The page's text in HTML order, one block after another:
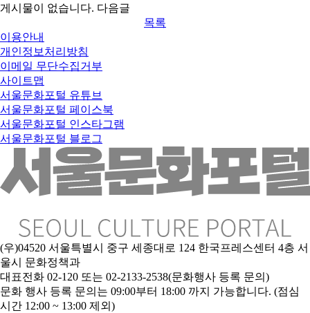
게시물이 없습니다. 다음글
목록
이용안내
개인정보처리방침
이메일 무단수집거부
사이트맵
서울문화포털 유튜브
서울문화포털 페이스북
서울문화포털 인스타그램
서울문화포털 블로그
(우)04520 서울특별시 중구 세종대로 124 한국프레스센터 4층 서
울시 문화정책과
대표전화 02-120 또는 02-2133-2538(문화행사 등록 문의)
문화 행사 등록 문의는 09:00부터 18:00 까지 가능합니다. (점심
시간 12:00 ~ 13:00 제외)